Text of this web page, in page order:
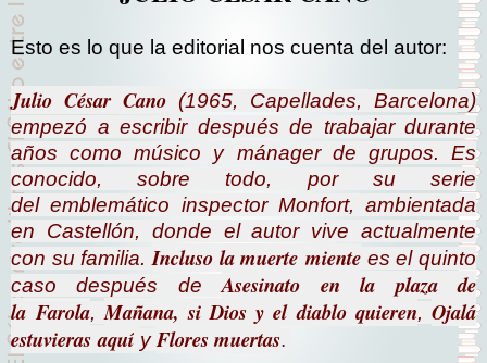
Esto es lo que la editorial nos cuenta del autor:
Julio César Cano (1965, Capellades, Barcelona)
empezó a escribir después de trabajar durante
años como músico y mánager de grupos. Es
conocido, sobre todo, por su serie
del emblemático inspector Monfort, ambientada
en Castellón, donde el autor vive actualmente
con su familia. Incluso la muerte miente es el quinto
caso después deAsesinato en la plaza de
la Farola, Mañana, si Dios y el diablo quieren, Ojalá
estuvieras aquí yFlores muertas.